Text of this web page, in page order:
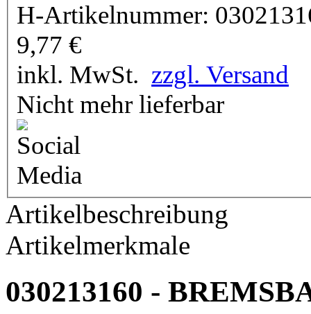
H-Artikelnummer:
9,77 €
inkl. MwSt. zzgl. Versand
Nicht mehr lieferbar
Artikelbeschreibung
Artikelmerkmale
030213160 -